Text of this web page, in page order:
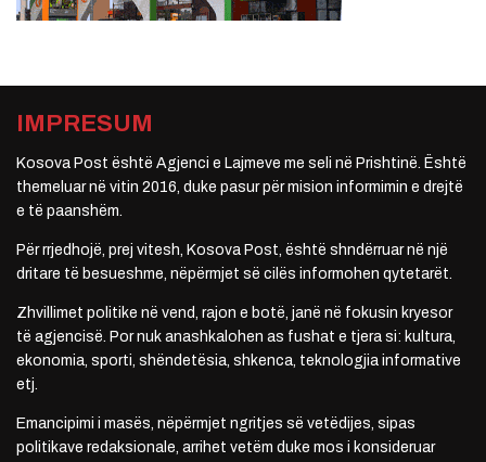
IMPRESUM
Kosova Post është Agjenci e Lajmeve me seli në Prishtinë. Është
themeluar në vitin 2016, duke pasur për mision informimin e drejtë
e të paanshëm.
Për rrjedhojë, prej vitesh, Kosova Post, është shndërruar në një
dritare të besueshme, nëpërmjet së cilës informohen qytetarët.
Zhvillimet politike në vend, rajon e botë, janë në fokusin kryesor
të agjencisë. Por nuk anashkalohen as fushat e tjera si: kultura,
ekonomia, sporti, shëndetësia, shkenca, teknologjia informative
etj.
Emancipimi i masës, nëpërmjet ngritjes së vetëdijes, sipas
politikave redaksionale, arrihet vetëm duke mos i konsideruar